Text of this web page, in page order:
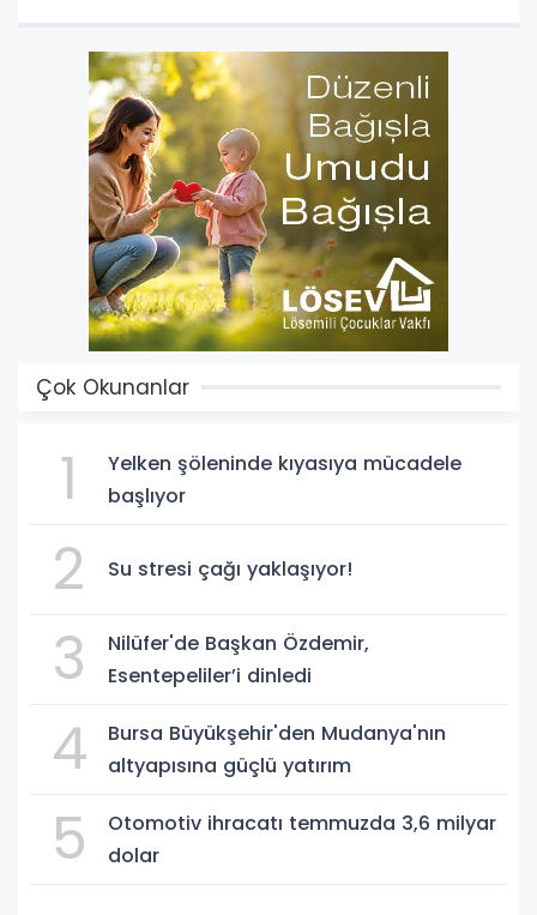
Çok Okunanlar
1
Yelken şöleninde kıyasıya mücadele
başlıyor
2 Su stresi çağı yaklaşıyor!
3
Nilüfer'de Başkan Özdemir,
Esentepeliler’i dinledi
4
Bursa Büyükşehir'den Mudanya'nın
altyapısına güçlü yatırım
5
Otomotiv ihracatı temmuzda 3,6 milyar
dolar